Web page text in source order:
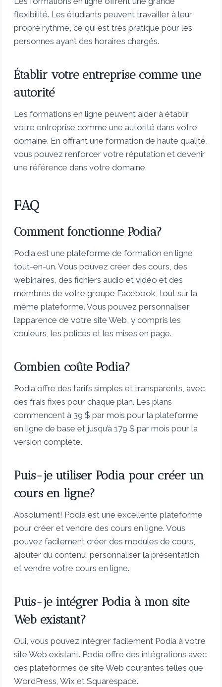
flexibilité. Les étudiants peuvent travailler à leur
propre rythme, ce qui est très pratique pour les
personnes ayant des horaires chargés.
Établir votre entreprise comme une
autorité
Les formations en ligne peuvent aider à établir
votre entreprise comme une autorité dans votre
domaine. En offrant une formation de haute qualité,
vous pouvez renforcer votre réputation et devenir
une référence dans votre domaine.
FAQ
Comment fonctionne Podia?
Podia est une plateforme de formation en ligne
tout-en-un. Vous pouvez créer des cours, des
webinaires, des fichiers audio et vidéo et des
membres de votre groupe Facebook, tout sur la
même plateforme. Vous pouvez personnaliser
l’apparence de votre site Web, y compris les
couleurs, les polices et les mises en page.
Combien coûte Podia?
Podia offre des tarifs simples et transparents, avec
des frais fixes pour chaque plan. Les plans
commencent à 39 $ par mois pour la plateforme
en ligne de base et jusqu’à 179 $ par mois pour la
version complète.
Puis-je utiliser Podia pour créer un
cours en ligne?
Absolument! Podia est une excellente plateforme
pour créer et vendre des cours en ligne. Vous
pouvez facilement créer des modules de cours,
ajouter du contenu, personnaliser la présentation
et vendre votre cours en ligne.
Puis-je intégrer Podia à mon site
Web existant?
Oui, vous pouvez intégrer facilement Podia à votre
site Web existant. Podia offre des intégrations avec
des plateformes de site Web courantes telles que
WordPress, Wix et Squarespace.